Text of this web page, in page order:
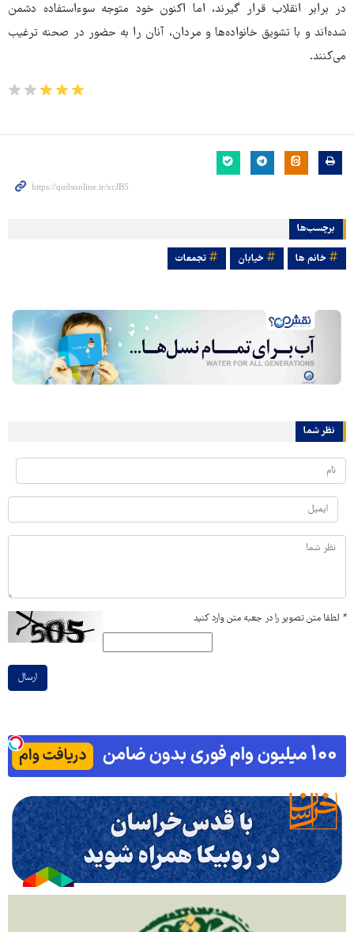
در برابر انقلاب قرار گیرند، اما اکنون خود متوجه سوءاستفاده دشمن
شده‌اند و با تشویق خانواده‌ها و مردان، آنان را به حضور در صحنه ترغیب
می‌کنند.
برچسب‌ها
خانم ها خیابان تجمعات
نظر شما
* لطفا متن تصویر را در جعبه متن وارد کنید
ارسال